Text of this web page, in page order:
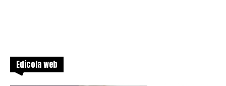
Edicola web